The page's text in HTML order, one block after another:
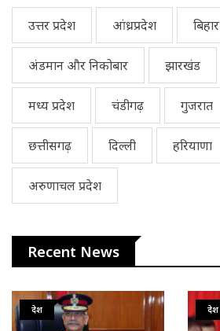
उत्तर प्रदेश आंध्रप्रदेश बिहार
अंडमान और निकोबार झारखंड
मध्य प्रदेश चंडीगढ़ गुजरात
छत्तीसगढ़ दिल्ली हरियाणा
अरुणाचल प्रदेश
Recent News
देश देश